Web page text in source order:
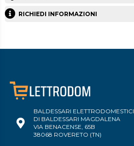
RICHIEDI INFORMAZIONI
BALDESSARI ELETTRODOMESTICI
DI BALDESSARI MAGDALENA
VIA BENACENSE, 65B
38068 ROVERETO (TN)